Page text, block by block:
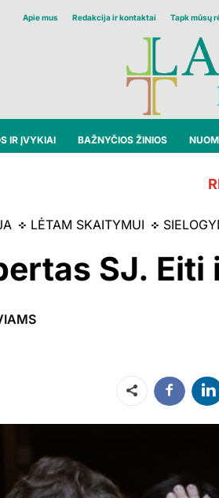
Apie mus Redakcija ir kontaktai Tapk mūsų
IR ĮVYKIAI BAŽNYČIOS ŽINIOS
LĖTAM SKAITYMUI
SJ.
Dalintis